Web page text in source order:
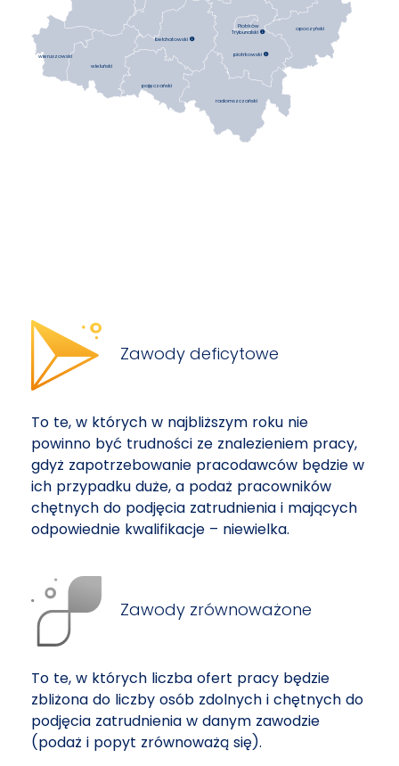
bełchatowski 
opoczyński
pajęczański
piotrkowski 
radomszczański
wieluński
wieruszowski
Piotrków
Trybunalski
Zawody deficytowe
To te, w których w najbliższym roku nie
powinno być trudności ze znalezieniem pracy,
gdyż zapotrzebowanie pracodawców będzie w
ich przypadku duże, a podaż pracowników
chętnych do podjęcia zatrudnienia i mających
odpowiednie kwalifikacje – niewielka.
Zawody zrównoważone
To te, w których liczba ofert pracy będzie
zbliżona do liczby osób zdolnych i chętnych do
podjęcia zatrudnienia w danym zawodzie
(podaż i popyt zrównoważą się).